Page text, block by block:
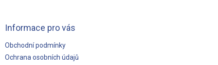
Informace pro vás
Obchodní podmínky
Ochrana osobních údajů